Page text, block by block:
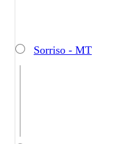
Sorriso - MT